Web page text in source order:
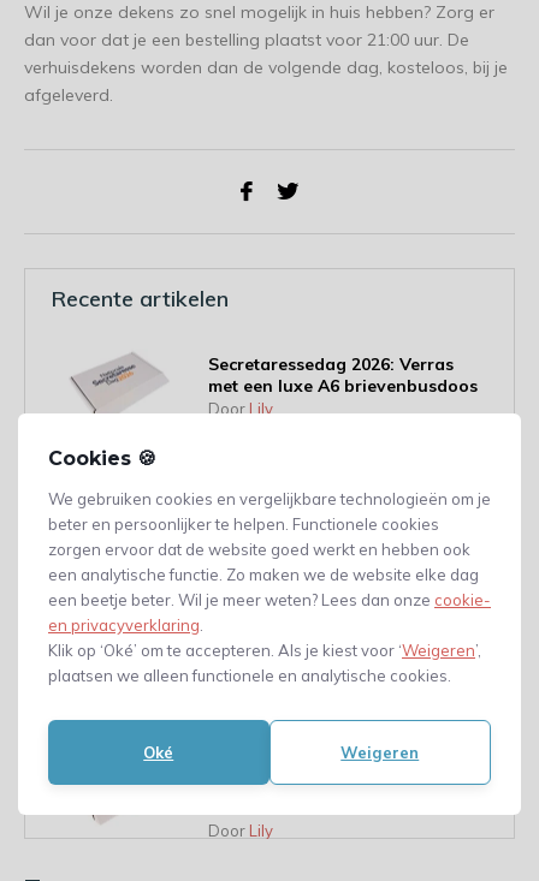
Cookies 🍪
We gebruiken cookies en vergelijkbare technologieën om je
beter en persoonlijker te helpen. Functionele cookies
zorgen ervoor dat de website goed werkt en hebben ook
een analytische functie. Zo maken we de website elke dag
een beetje beter. Wil je meer weten? Lees dan onze cookie-
en privacyverklaring
Klik op ‘Oké’ om te accepteren. Als je kiest voor ‘Weigeren’,
plaatsen we alleen functionele en analytische cookies.
Oké Weigeren
Wil je onze dekens zo snel mogelijk in huis hebben? Zorg er
dan voor dat je een bestelling plaatst voor 21:00 uur. De
verhuisdekens worden dan de volgende dag, kosteloos, bij je
afgeleverd.
Recente artikelen
Secretaressedag 2026: Verras
met een luxe A6 brievenbusdoos
Door Lily
Bedank personeel met een A6
brievenbusdoos
DoorLily
personeel met een A6
brievenbusdoos
Door Lily
Vrachtwagenchauffeur: Bedank
chauffeurs met een A6
Door Lily